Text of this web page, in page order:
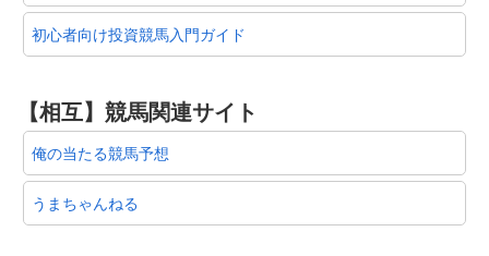
初心者向け投資競馬入門ガイド
【相互】競馬関連サイト
俺の当たる競馬予想
うまちゃんねる